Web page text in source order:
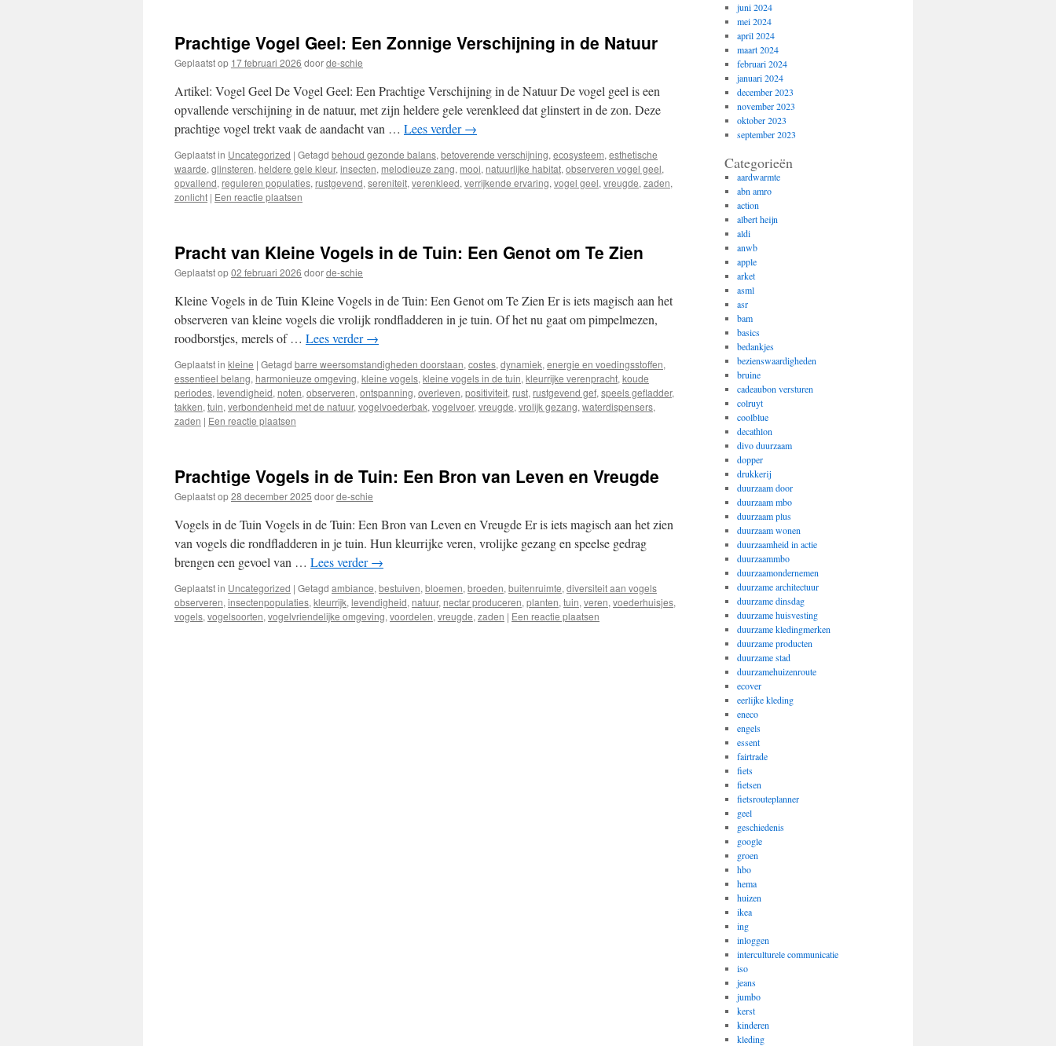
Prachtige Vogel Geel: Een Zonnige Verschijning in de Natuur
Geplaatst op 17 februari 2026 doorde-schie
Artikel: Vogel Geel De Vogel Geel: Een Prachtige Verschijning in de Natuur De vogel geel is een
opvallende verschijning in de natuur, met zijn heldere gele verenkleed dat glinstert in de zon. Deze
prachtige vogel trekt vaak de aandacht van … Lees verder→
Geplaatst in Uncategorized | Getagd behoud gezonde balans, betoverende verschijning, ecosysteem, esthetische
waarde, glinsteren, heldere gele kleur, insecten, melodieuze zang, mooi, natuurlijke habitat, observeren vogel geel,
opvallend, reguleren populaties, rustgevend, sereniteit, verenkleed, verrijkende ervaring, vogel geel, vreugde, zaden,
zonlicht | Een reactie plaatsen
Pracht van Kleine Vogels in de Tuin: Een Genot om Te Zien
Geplaatst op02 februari 2026 doorde-schie
Kleine Vogels in de Tuin Kleine Vogels in de Tuin: Een Genot om Te Zien Er is iets magisch aan het
observeren van kleine vogels die vrolijk rondfladderen in je tuin. Of het nu gaat om pimpelmezen,
roodborstjes, merels of … Lees verder→
Geplaatst in kleine | Getagd barre weersomstandigheden doorstaan, costes, dynamiek, energie en voedingsstoffen,
essentieel belang, harmonieuze omgeving, kleine vogels, kleine vogels in de tuin, kleurrijke verenpracht, koude
periodes, levendigheid, noten, observeren, ontspanning, overleven, positiviteit, rust, rustgevend gef, speels gefladder,
takken, tuin, verbondenheid met de natuur, vogelvoederbak, vogelvoer, vreugde, vrolijk gezang, waterdispensers,
zaden | Een reactie plaatsen
Prachtige Vogels in de Tuin: Een Bron van Leven en Vreugde
Geplaatst op28 december 2025 doorde-schie
Vogels in de Tuin Vogels in de Tuin: Een Bron van Leven en Vreugde Er is iets magisch aan het zien
van vogels die rondfladderen in je tuin. Hun kleurrijke veren, vrolijke gezang en speelse gedrag
brengen een gevoel van … Lees verder→
Geplaatst in Uncategorized | Getagd ambiance, bestuiven, bloemen, broeden, buitenruimte, diversiteit aan vogels
observeren, insectenpopulaties, kleurrijk, levendigheid, natuur, nectar produceren, planten, tuin, veren, voederhuisjes,
vogels, vogelsoorten, vogelvriendelijke omgeving, voordelen, vreugde, zaden | Een reactie plaatsen
juni 2024
mei 2024
april 2024
maart 2024
februari 2024
januari 2024
december 2023
november 2023
oktober 2023
september 2023
Categorieën
aardwarmte
abn amro
action
albert heijn
aldi
anwb
apple
arket
asml
asr
bam
basics
bedankjes
bezienswaardigheden
bruine
cadeaubon versturen
colruyt
coolblue
decathlon
divo duurzaam
dopper
drukkerij
duurzaam door
duurzaam mbo
duurzaam plus
duurzaam wonen
duurzaamheid in actie
duurzaammbo
duurzaamondernemen
duurzame architectuur
duurzame dinsdag
duurzame huisvesting
duurzame kledingmerken
duurzame producten
duurzame stad
duurzamehuizenroute
ecover
eerlijke kleding
eneco
engels
essent
fairtrade
fiets
fietsen
fietsrouteplanner
geel
geschiedenis
google
groen
hbo
hema
huizen
ikea
ing
inloggen
interculturele communicatie
iso
jeans
jumbo
kerst
kinderen
kleding